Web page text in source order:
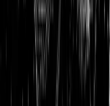
Home